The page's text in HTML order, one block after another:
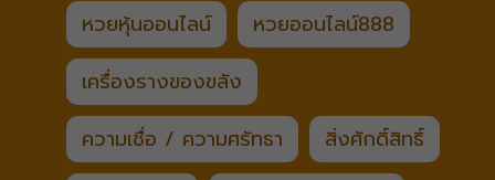
หวยหุ้นออนไลน์
หวยออนไลน์888
เครื่องรางของขลัง
ความเชื่อ / ความศรัทธา
สิ่งศักดิ์สิทธิ์